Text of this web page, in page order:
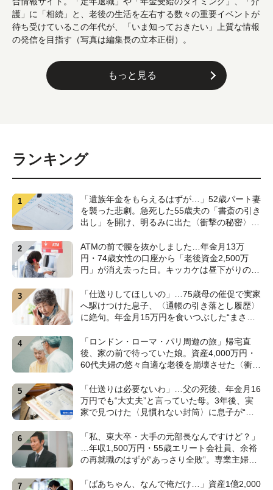
護」に「相続」と、老後の生活を左右する数々の重要イベントが
待ち受けているこの年代が、「いま知っておきたい」上質な情報
の発信を目指す（写真は編集長の立本正樹）。
もっと見る
ランキング
「遺族年金をもらえるはずが…」52歳パート妻
を襲った悲劇。急死した55歳夫の「書斎の引き
出し」を開け、明るみに出た〈衝撃の秘密〉
ATMの前で腰を抜かしました…年金月13万
円・74歳女性の口座から「老後資金2,500万
円」が消え去った日。キッカケは昼下がりの
「仕送りしてほしいの」…75歳母の催促で実家
へ駆けつけた息子、〈通帳の引き落とし履歴〉
に絶句。年金月15万円を食いつぶした“まさか
「ロンドン・ローマ・パリ周遊の旅」帰宅直
後、家の前で待っていた娘。資産4,000万円・
60代夫婦の悠々自適な老後を崩壊させた〈衝撃
「仕送りは必要ないわ」…父の死後、年金月16
万円でも“大丈夫”と言っていた母。3年後、実
家で見つけた〈見慣れない封筒〉に息子が“思
「私、東大卒・大手の元部長なんですけど？」
…年収1,500万円・55歳エリート会社員、余裕
の再就職のはずが“あっさり全敗”。専業主婦の
【CFPの助言】
「ばあちゃん、なんで俺だけ…」資産1億2,000